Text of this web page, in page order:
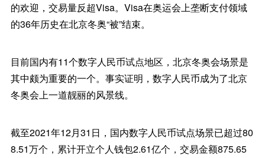
的欢迎，交易量反超Visa。Visa在奥运会上垄断支付领域
的36年历史在北京冬奥“被”结束。
目前国内有11个数字人民币试点地区，北京冬奥会场景是
其中颇为重要的一个。事实证明，数字人民币成为了北京
冬奥会上一道靓丽的风景线。
截至2021年12月31日，国内数字人民币试点场景已超过80
8.51万个，累计开立个人钱包2.61亿个，交易金额875.65